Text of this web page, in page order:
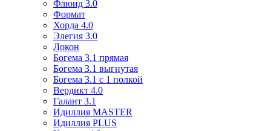
Флюид 3.0
Формат
Хорда 4.0
Элегия 3.0
Локон
Богема 3.1 прямая
Богема 3.1 выгнутая
Богема 3.1 с 1 полкой
Вердикт 4.0
Галант 3.1
Идиллия MASTER
Идиллия PLUS